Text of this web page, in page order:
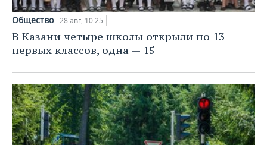
Общество 28 авг, 10:25
В Казани четыре школы открыли по 13
первых классов, одна — 15